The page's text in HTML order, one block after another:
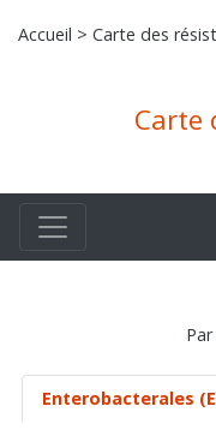
Accueil > Carte des
Carte
Enterobacterales